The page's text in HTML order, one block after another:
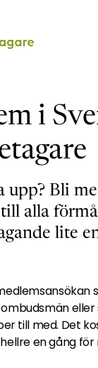
i
upp? Bli
alla
lite
eller
till med. Det
en gång